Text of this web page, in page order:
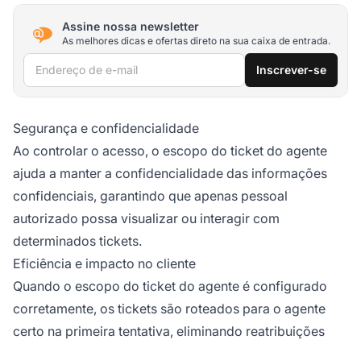
Assine nossa newsletter
As melhores dicas e ofertas direto na sua caixa de entrada.
Endereço de e-mail Inscrever-se
Segurança e confidencialidade
Ao controlar o acesso, o escopo do ticket do agente
ajuda a manter a confidencialidade das informações
confidenciais, garantindo que apenas pessoal
autorizado possa visualizar ou interagir com
determinados tickets.
Eficiência e impacto no cliente
Quando o escopo do ticket do agente é configurado
corretamente, os tickets são roteados para o agente
certo na primeira tentativa, eliminando reatribuições